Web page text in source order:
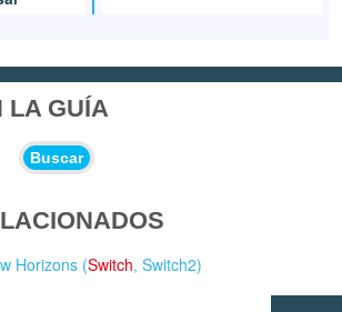
LA GUÍA
Buscar
Horizons (Switch,Switch2)